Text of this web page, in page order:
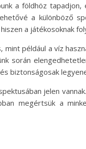
a földhöz tapadjon,
a különböző
a játékosoknak
például a víz
során
biztonságosak
jelen
megértsük a